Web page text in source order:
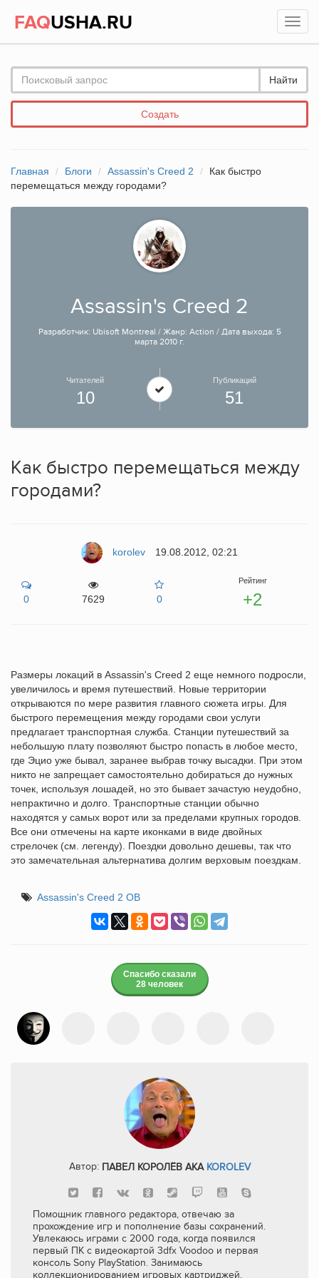
FAQUSHA.RU
Найти
Создать
Главная Блоги Assassin's Creed 2
Как быстро
перемещаться между городами?
Assassin's Creed 2
Разработчик: Ubisoft Montreal / Жанр: Action / Дата выхода: 5
марта 2010 г.
Читателей
10
Публикаций
51
Как быстро перемещаться между
городами?
korolev 19.08.2012, 02:21
0 7629 0
Рейтинг
+2
Размеры локаций в Assassin's Creed 2 еще немного подросли,
увеличилось и время путешествий. Новые территории
открываются по мере развития главного сюжета игры. Для
быстрого перемещения между городами свои услуги
предлагает транспортная служба. Станции путешествий за
небольшую плату позволяют быстро попасть в любое место,
где Эцио уже бывал, заранее выбрав точку высадки. При этом
никто не запрещает самостоятельно добираться до нужных
точек, используя лошадей, но это бывает зачастую неудобно,
непрактично и долго. Транспортные станции обычно
находятся у самых ворот или за пределами крупных городов.
Все они отмечены на карте иконками в виде двойных
стрелочек (см. легенду). Поездки довольно дешевы, так что
это замечательная альтернатива долгим верховым поездкам.
Assassin's Creed 2 ОВ
Спасибо сказали
28 человек
Автор: ПАВЕЛ КОРОЛЁВ AKA KOROLEV
Помощник главного редактора, отвечаю за
прохождение игр и пополнение базы сохранений.
Увлекаюсь играми с 2000 года, когда появился
первый ПК с видеокартой 3dfx Voodoo и первая
консоль Sony PlayStation. Занимаюсь
коллекционированием игровых картриджей.